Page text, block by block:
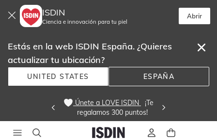
ISDIN
Ciencia e innovación para tu piel
Abrir
Estás en la web ISDIN España. ¿Quieres
actualizar tu ubicación?
UNITED STATES ESPAÑA
Únete a LOVE ISDIN
¡Te
regalamos 300 puntos!